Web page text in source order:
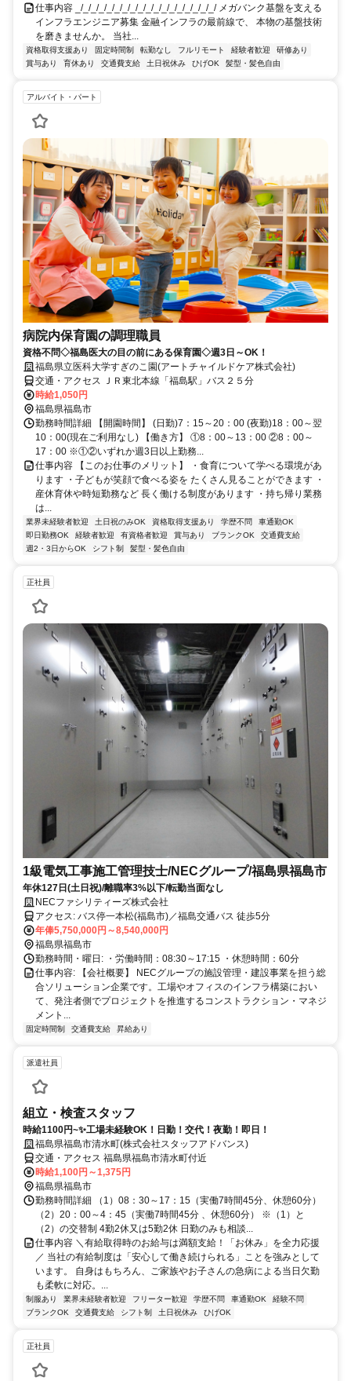
仕事内容 _/_/_/_/_/_/_/_/_/_/_/_/_/_/_/_/_/_/ メガバンク基盤を支える
インフラエンジニア募集 金融インフラの最前線で、 本物の基盤技術
を磨きませんか。 当社...
資格取得支援あり 固定時間制 転勤なし フルリモート 経験者歓迎
研修あり
賞与あり
育休あり 交通費支給 土日祝休み ひげOK 髪型・髪色自由
アルバイト・パート
病院内保育園の調理職員
資格不問◇福島医大の目の前にある保育園◇週3日～OK！
福島県立医科大学すぎのこ園(アートチャイルドケア株式会社)
交通・アクセス ＪＲ東北本線「福島駅」バス２５分
時給1,050円
福島県福島市
勤務時間詳細 【開園時間】 (日勤)7：15～20：00 (夜勤)18：00～翌
10：00(現在ご利用なし) 【働き方】 ①8：00～13：00 ②8：00～
17：00 ※①②いずれか週3日以上勤務...
仕事内容 【このお仕事のメリット】 ・食育について学べる環境があ
ります ・子どもが笑顔で食べる姿を たくさん見ることができます ・
産休育休や時短勤務など 長く働ける制度があります ・持ち帰り業務
は...
業界未経験者歓迎 土日祝のみOK 資格取得支援あり 学歴不問
車通勤OK
即日勤務OK
経験者歓迎 有資格者歓迎 賞与あり ブランクOK
交通費支給
週2・3日からOK
シフト制 髪型・髪色自由
正社員
1級電気工事施工管理技士/NECグループ/福島県福島市
年休127日(土日祝)/離職率3%以下/転勤当面なし
NECファシリティーズ株式会社
アクセス: バス停一本松(福島市)／福島交通バス 徒歩5分
年俸5,750,000円～8,540,000円
福島県福島市
勤務時間・曜日: ・労働時間：08:30～17:15 ・休憩時間：60分
仕事内容: 【会社概要】 NECグループの施設管理・建設事業を担う総
合ソリューション企業です。工場やオフィスのインフラ構築におい
て、発注者側でプロジェクトを推進するコンストラクション・マネジ
メント...
固定時間制 交通費支給 昇給あり
派遣社員
組立・検査スタッフ
時給1100円~✨工場未経験OK！日勤！交代！夜勤！即日！
福島県福島市清水町(株式会社スタッフアドバンス)
交通・アクセス 福島県福島市清水町付近
時給1,100円～1,375円
福島県福島市
勤務時間詳細 （1）08：30～17：15（実働7時間45分、休憩60分）
（2）20：00～4：45（実働7時間45分 、休憩60分） ※（1）と
（2）の交替制 4勤2休又は5勤2休 日勤のみも相談...
仕事内容 ＼有給取得時のお給与は満額支給！「お休み」を全力応援
／ 当社の有給制度は「安心して働き続けられる」ことを強みとして
います。 自身はもちろん、ご家族やお子さんの急病による当日欠勤
も柔軟に対応。...
制服あり 業界未経験者歓迎 フリーター歓迎 学歴不問 車通勤OK
経験不問
ブランクOK
交通費支給 シフト制 土日祝休み ひげOK
正社員